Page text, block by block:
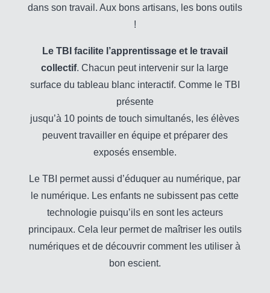
dans son travail. Aux bons artisans, les bons outils
!
Le TBI facilite l’apprentissage et le travail
collectif. Chacun peut intervenir sur la large
surface du tableau blanc interactif. Comme le TBI
présente
jusqu’à 10 points de touch simultanés, les élèves
peuvent travailler en équipe et préparer des
exposés ensemble.
Le TBI permet aussi d’éduquer au numérique, par
le numérique. Les enfants ne subissent pas cette
technologie puisqu’ils en sont les acteurs
principaux. Cela leur permet de maîtriser les outils
numériques et de découvrir comment les utiliser à
bon escient.